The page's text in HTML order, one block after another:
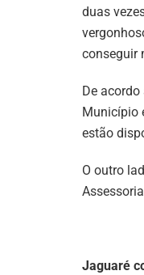
duas
conseguir
De
Município
estão
O outro
Jaguaré